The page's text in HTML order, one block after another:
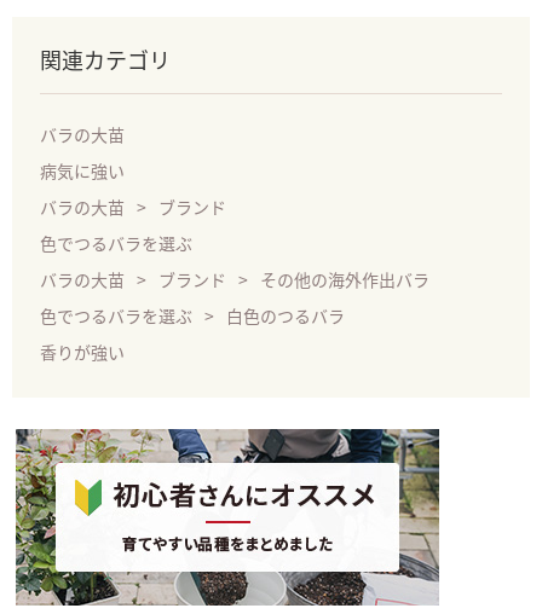
関連カテゴリ
バラの大苗
病気に強い
バラの大苗
ブランド
色でつるバラを選ぶ
バラの大苗
ブランド
その他の海外作出バラ
色でつるバラを選ぶ
白色のつるバラ
香りが強い